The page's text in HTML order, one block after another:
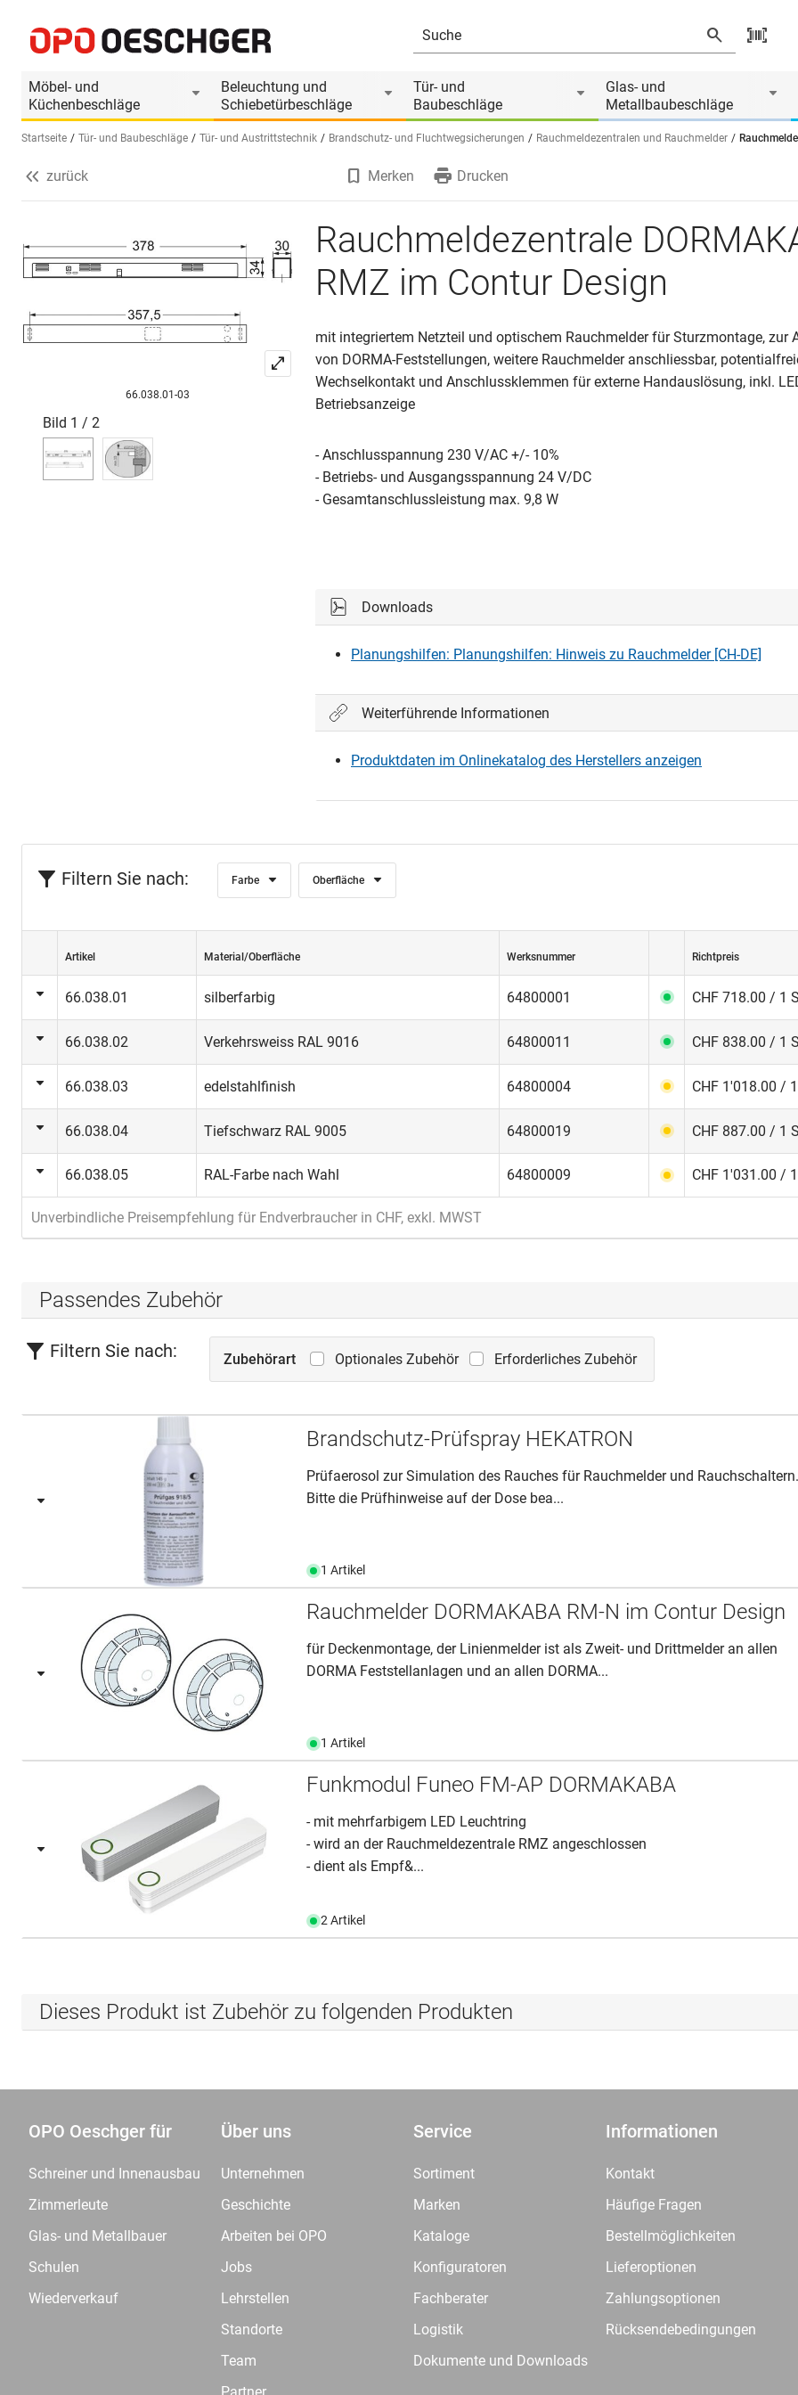
Möbel- und
Küchenbeschläge
Beleuchtung und
Schiebetürbeschläge
Tür- und
Baubeschläge
Glas- und
Metallbaubeschläge
Sprache wählen (DE)
Startseite Tür- und Baubeschläge Tür- und Austrittstechnik Brandschutz- und Fluchtwegsicherungen Rauchmeldezentralen und Rauchmelder
Produktinformationen
Passendes Zubehör Produkt ist Zubehör von
zurück Merken Drucken
66.038.01-03
Bild 1 / 2
Rauchmeldezentrale
RMZ im Contur Design
mit integriertem Netzteil und optischem Rauchmelder für Sturzmontage, zur
von DORMA-Feststellungen, weitere Rauchmelder anschliessbar,
Wechselkontakt und Anschlussklemmen für externe Handauslösung, inkl.
Betriebsanzeige
- Anschlusspannung 230 V/AC +/- 10%
- Betriebs- und Ausgangsspannung 24 V/DC
- Gesamtanschlussleistung max. 9,8 W
Downloads
Planungshilfen: Planungshilfen: Hinweis zu Rauchmelder [CH-DE]
Weiterführende Informationen
Produktdaten im Onlinekatalog des Herstellers anzeigen
Filtern Sie nach: Farbe Oberfläche
Artikel Material/Oberfläche Werksnummer Richtpreis
66.038.01 silberfarbig 64800001 CHF 718.00 / 1
66.038.02 Verkehrsweiss RAL 9016 64800011 CHF 838.00 / 1
66.038.03 edelstahlfinish 64800004 CHF 1'018.00 /
66.038.04 Tiefschwarz RAL 9005 64800019 CHF 887.00 / 1
66.038.05 RAL-Farbe nach Wahl 64800009 CHF 1'031.00 /
Unverbindliche Preisempfehlung für Endverbraucher in CHF, exkl. MWST
Passendes Zubehör
Filtern Sie nach: Zubehörart Optionales Zubehör Erforderliches Zubehör
Brandschutz-Prüfspray HEKATRON
Prüfaerosol zur Simulation des Rauches für Rauchmelder und
Bitte die Prüfhinweise auf der Dose bea...
1 Artikel
Rauchmelder DORMAKABA RM-N im Contur Design
für Deckenmontage, der Linienmelder ist als Zweit- und Drittmelder an allen
DORMA Feststellanlagen und an allen DORMA...
1 Artikel
Funkmodul Funeo FM-AP DORMAKABA
- mit mehrfarbigem LED Leuchtring
- wird an der Rauchmeldezentrale RMZ angeschlossen
- dient als Empf&...
2 Artikel
Dieses Produkt ist Zubehör zu folgenden Produkten
OPO Oeschger für
Schreiner und Innenausbau
Zimmerleute
Glas- und Metallbauer
Schulen
Wiederverkauf
Über uns
Unternehmen
Geschichte
Arbeiten bei OPO
Jobs
Lehrstellen
Standorte
Team
Service
Sortiment
Marken
Kataloge
Konfiguratoren
Fachberater
Logistik
Dokumente und Downloads
Informationen
Kontakt
Häufige Fragen
Bestellmöglichkeiten
Lieferoptionen
Zahlungsoptionen
Rücksendebedingungen